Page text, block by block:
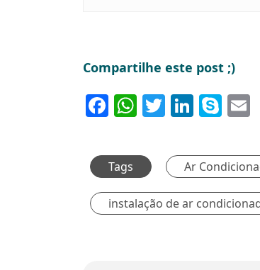
Compartilhe este post ;)
Facebook
WhatsApp
Twitter
Tags Ar
instalação de ar